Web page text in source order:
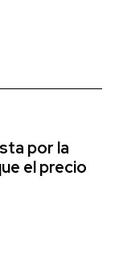
por la
el precio